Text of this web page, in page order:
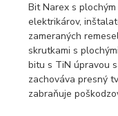
Bit Narex s
elektrikárov,
zameraných
skrutkami s
bitu s TiN úpravou
zachováva presný
zabraňuje